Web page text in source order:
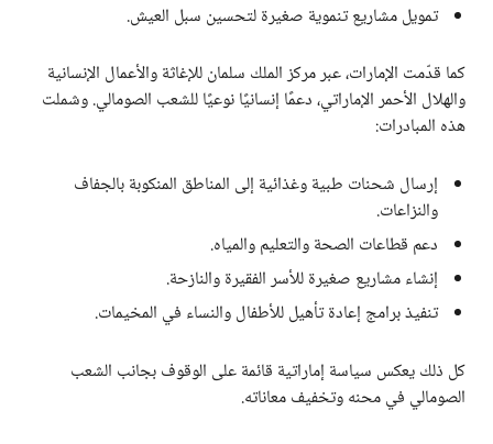
تمويل مشاريع تنموية صغيرة لتحسين سبل العيش.
كما قدّمت الإمارات، عبر مركز الملك سلمان للإغاثة والأعمال الإنسانية
والهلال الأحمر الإماراتي، دعمًا إنسانيًا نوعيًا للشعب الصومالي. وشملت
هذه المبادرات:
إرسال شحنات طبية وغذائية إلى المناطق المنكوبة بالجفاف
والنزاعات.
دعم قطاعات الصحة والتعليم والمياه.
إنشاء مشاريع صغيرة للأسر الفقيرة والنازحة.
تنفيذ برامج إعادة تأهيل للأطفال والنساء في المخيمات.
كل ذلك يعكس سياسة إماراتية قائمة على الوقوف بجانب الشعب
الصومالي في محنه وتخفيف معاناته.